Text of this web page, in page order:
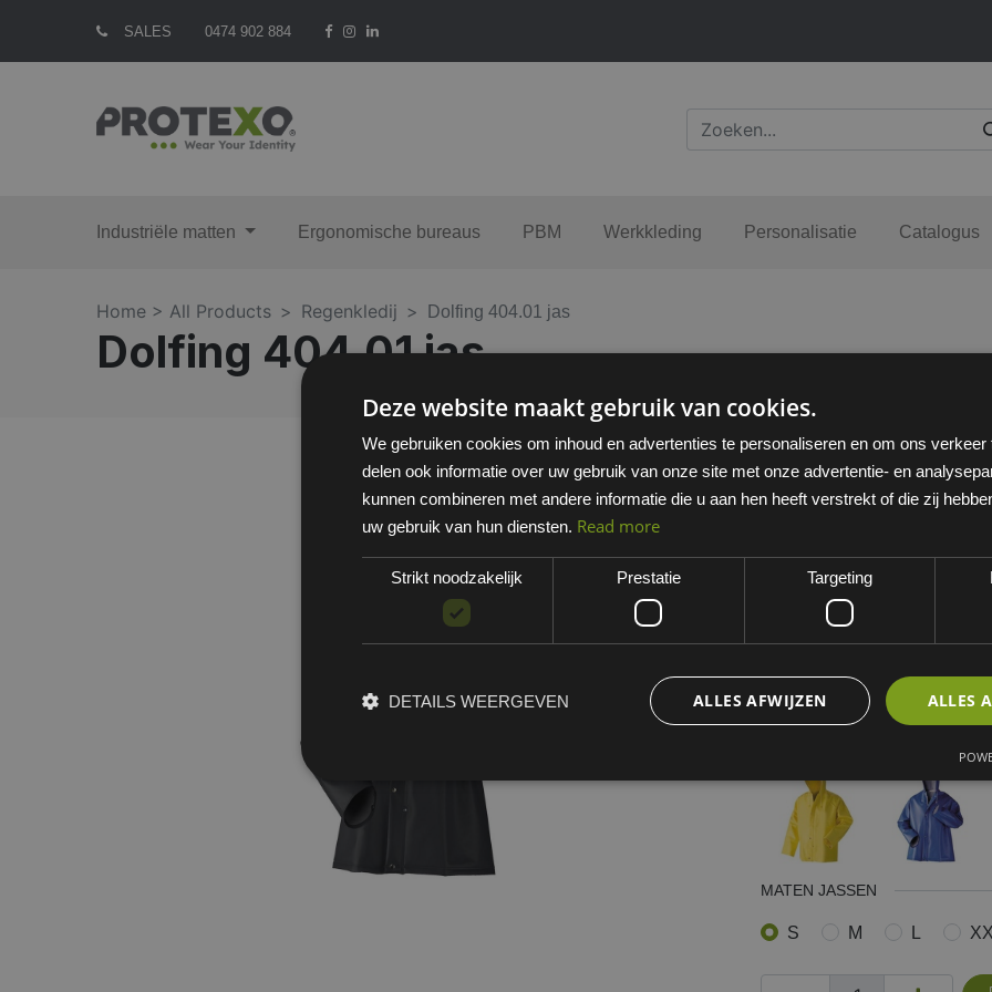
SALES 0474 902 884
Industriële matten Ergonomische bureaus PBM Werkkleding Personalisatie Catalogus
Home > All Products Regenkledij Dolfing 404.01 jas
Dolfing 404.01 jas
EAN: 8714419400246
Minimum bestelhoeveelheid: 1
Dit artikel is niet standaard
Kies een variant
MATEN JASSEN
S M L
Deze website maakt gebruik van cookies.
We gebruiken cookies om inhoud en advertenties te personaliseren en om ons
delen ook informatie over uw gebruik van onze site met onze advertentie- en
kunnen combineren met andere informatie die u aan hen heeft verstrekt of die zij
uw gebruik van hun diensten. Read more
Strikt noodzakelijk Prestatie Targeting
ALLES
ALLES AFWIJZEN
DETAILS WEERGEVEN